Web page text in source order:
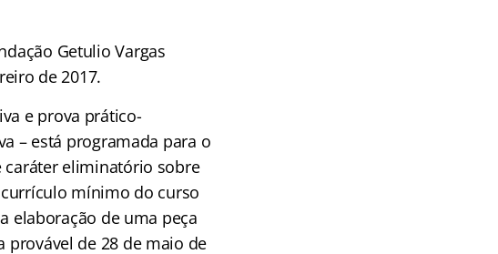
Getulio Vargas
de 2017.
e prova prático-
– está programada para o
caráter eliminatório sobre
mínimo do curso
elaboração de uma peça
provável de 28 de maio de